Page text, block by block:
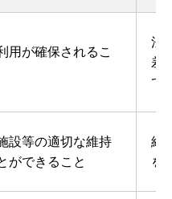
用が確保されるこ
法
差
て
設等の適切な維持
ができること
経
を